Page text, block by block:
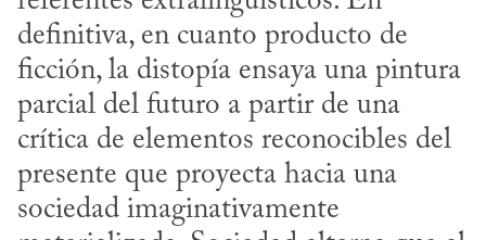
definitiva, en cuanto producto de
ficción, la distopía ensaya una pintura
parcial del futuro a partir de una
crítica de elementos reconocibles del
presente que proyecta hacia una
sociedad imaginativamente